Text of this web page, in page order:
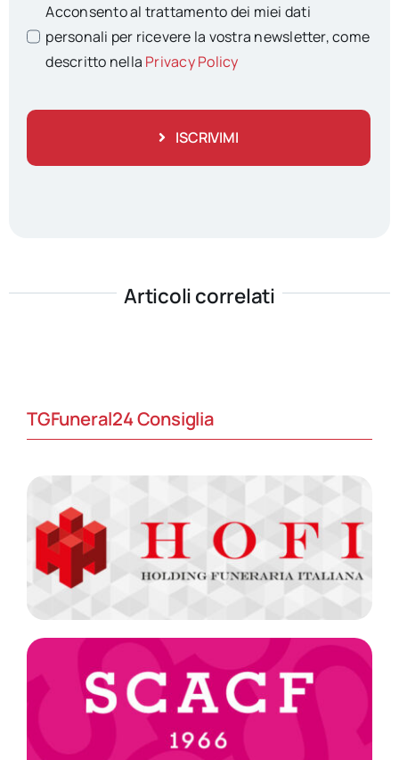
Acconsento al trattamento dei miei dati
personali per ricevere la vostra newsletter, come
descritto nella Privacy Policy
ISCRIVIMI
Articoli correlati
TGFuneral24 Consiglia